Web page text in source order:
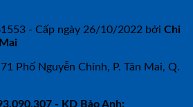
- Cấp ngày 26/10/2022 bởi Chi
Phố Nguyễn Chính, P. Tân Mai, Q.
- KD Bảo Anh: